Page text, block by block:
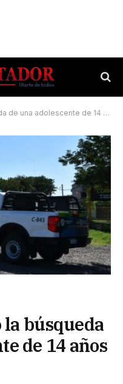
una adolescente de 14 años
búsqueda
de 14 años